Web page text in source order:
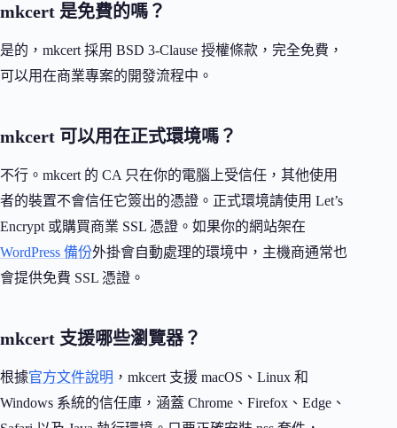
mkcert 是免費的嗎？
是的，mkcert 採用 BSD 3-Clause 授權條款，完全免費，
可以用在商業專案的開發流程中。
mkcert 可以用在正式環境嗎？
不行。mkcert 的 CA 只在你的電腦上受信任，其他使用
者的裝置不會信任它簽出的憑證。正式環境請使用 Let’s
Encrypt 或購買商業 SSL 憑證。如果你的網站架在
WordPress 備份外掛會自動處理的環境中，主機商通常也
會提供免費 SSL 憑證。
mkcert 支援哪些瀏覽器？
根據官方文件說明 ，mkcert 支援 macOS、Linux 和
Windows 系統的信任庫，涵蓋 Chrome、Firefox、Edge、